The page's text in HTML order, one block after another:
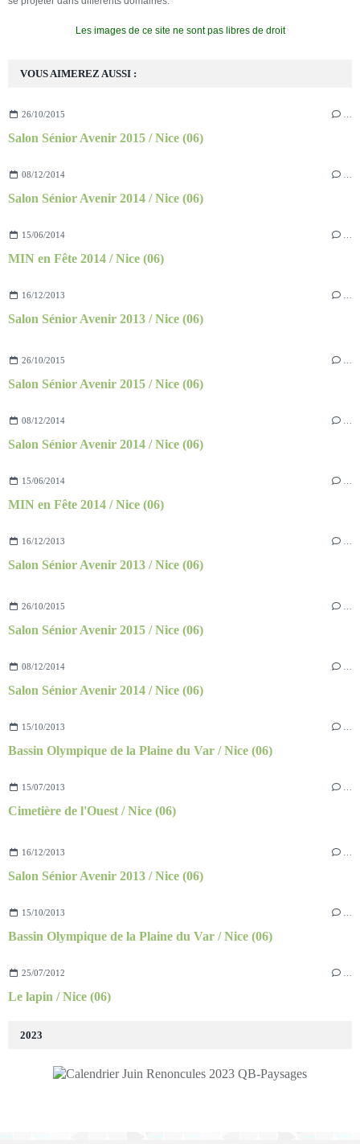
VOUS AIMEREZ AUSSI :
26/10/2015
Salon Sénior Avenir 2015 / Nice (06)
08/12/2014
Salon Sénior Avenir 2014 / Nice (06)
15/06/2014
MIN en Fête 2014 / Nice (06)
16/12/2013
Salon Sénior Avenir 2013 / Nice (06)
26/10/2015
Salon Sénior Avenir 2015 / Nice (06)
08/12/2014
Salon Sénior Avenir 2014 / Nice (06)
15/06/2014
MIN en Fête 2014 / Nice (06)
16/12/2013
Salon Sénior Avenir 2013 / Nice (06)
26/10/2015
Salon Sénior Avenir 2015 / Nice (06)
08/12/2014
Salon Sénior Avenir 2014 / Nice (06)
15/10/2013
Bassin Olympique de la Plaine du Var / Nice (06)
15/07/2013
Cimetière de l'Ouest / Nice (06)
16/12/2013
Salon Sénior Avenir 2013 / Nice (06)
15/10/2013
Bassin Olympique de la Plaine du Var / Nice (06)
25/07/2012
Le lapin / Nice (06)
2023
Les images de ce site ne sont pas libres de droit